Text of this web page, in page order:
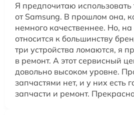
Я предпочитаю
от Samsung. В прошлом она,
немного качественнее. Но,
относится к большинству
три устройства ломаются, я
в ремонт. А этот сервисный
довольно высоком уровне.
запчастями нет, и у них есть
запчасти и ремонт.